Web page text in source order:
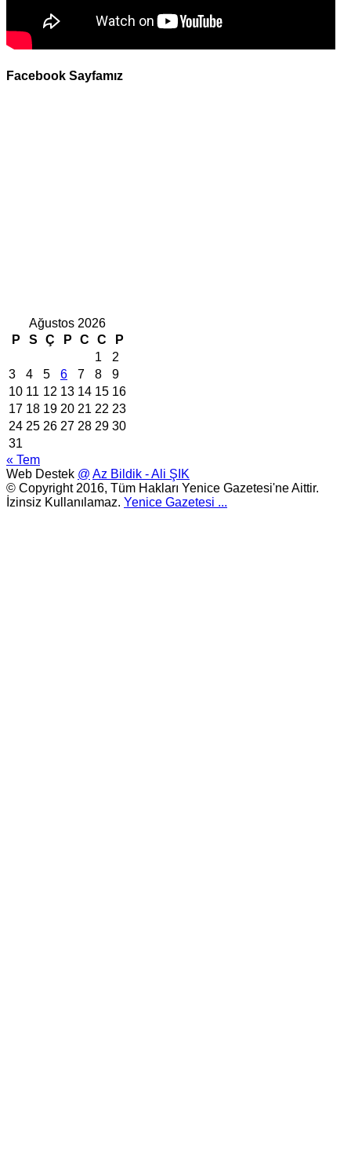
Facebook Sayfamız
Ağustos 2026
P
S Ç P C C
P
1
2
3
4 5 6 7 8
9
10 11 12 13 14 15 16
17 18 19 20 21 22 23
24 25 26 27 28 29 30
31
« Tem
Web Destek @ Az Bildik - Ali ŞIK
© Copyright 2016, Tüm Hakları Yenice Gazetesi'ne Aittir.
İzinsiz Kullanılamaz. Yenice Gazetesi ...